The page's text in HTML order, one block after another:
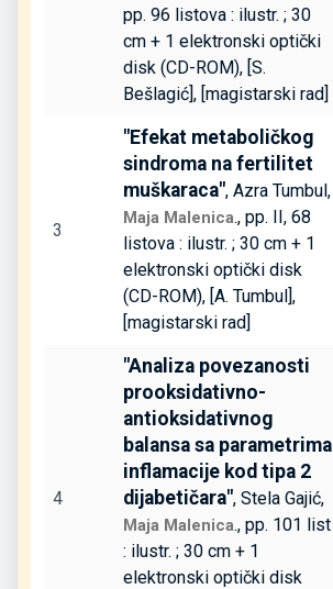
pp. 96 listova : ilustr. ; 30
cm + 1 elektronski optički
disk (CD-ROM), [S.
Bešlagić], [magistarski rad]
3
"Efekat metaboličkog
sindroma na fertilitet
muškaraca", Azra Tumbul,
Maja Malenica., pp. II, 68
listova : ilustr. ; 30 cm + 1
elektronski optički disk
(CD-ROM), [A. Tumbul],
[magistarski rad]
4
"Analiza povezanosti
prooksidativno-
antioksidativnog
balansa sa parametrima
inflamacije kod tipa 2
dijabetičara", Stela Gajić,
Maja Malenica., pp. 101 list
: ilustr. ; 30 cm + 1
elektronski optički disk